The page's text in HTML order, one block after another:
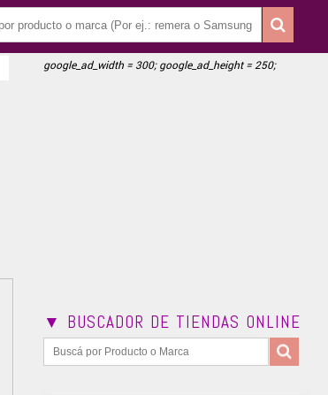
google_ad_width = 300; google_ad_height = 250;
▼ BUSCADOR DE TIENDAS ONLINE